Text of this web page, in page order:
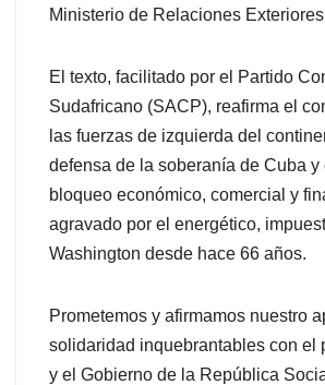
Ministerio de Relaciones
El texto, facilitado por el Partido
Sudafricano (SACP), reafirma el
las fuerzas de izquierda del
defensa de la soberanía de Cuba y
bloqueo económico, comercial y
agravado por el energético,
Washington desde hace 66 años.
Prometemos y afirmamos nuestro
solidaridad inquebrantables con el
y el Gobierno de la República